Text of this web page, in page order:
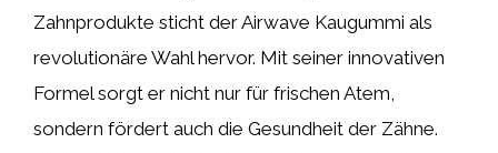
Zahnprodukte sticht der Airwave Kaugummi als
revolutionäre Wahl hervor. Mit seiner innovativen
Formel sorgt er nicht nur für frischen Atem,
sondern fördert auch die Gesundheit der Zähne.